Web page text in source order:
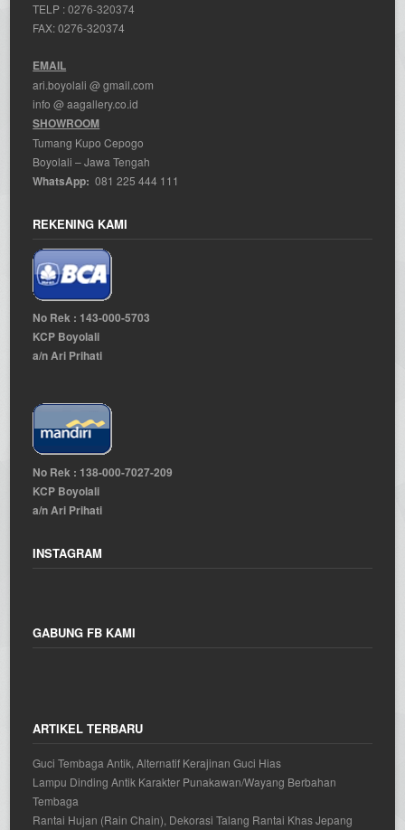
TELP :0276-320374
FAX: 0276-320374
EMAIL
ari.boyolali @ gmail.com
info @ aagallery.co.id
SHOWROOM
Tumang Kupo Cepogo
Boyolali – Jawa Tengah
WhatsApp: 081 225 444 111
REKENING KAMI
No Rek : 143-000-5703
KCP Boyolali
a/n Ari Prihati
No Rek : 138-000-7027-209
KCP Boyolali
a/n Ari Prihati
INSTAGRAM
GABUNG FB KAMI
ARTIKEL TERBARU
Guci Tembaga Antik, Alternatif Kerajinan Guci Hias
Lampu Dinding Antik Karakter Punakawan/Wayang Berbahan
Tembaga
Rantai Hujan (Rain Chain), Dekorasi Talang Rantai Khas Jepang